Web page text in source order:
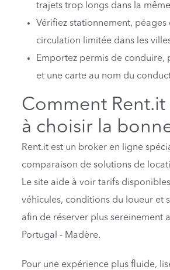
trajets trop longs dans la
Vérifiez stationnement, péages
circulation limitée dans les
Emportez permis de conduire,
et une carte au nom du
Comment Rent.it
à choisir la
Rent.it est un broker en ligne
comparaison de solutions de
Le site aide à voir tarifs
véhicules, conditions du loueur et
afin de réserver plus sereinement
Portugal - Madère.
Pour une expérience plus fluide,